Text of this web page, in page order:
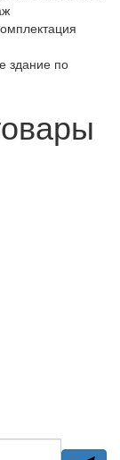
здание по